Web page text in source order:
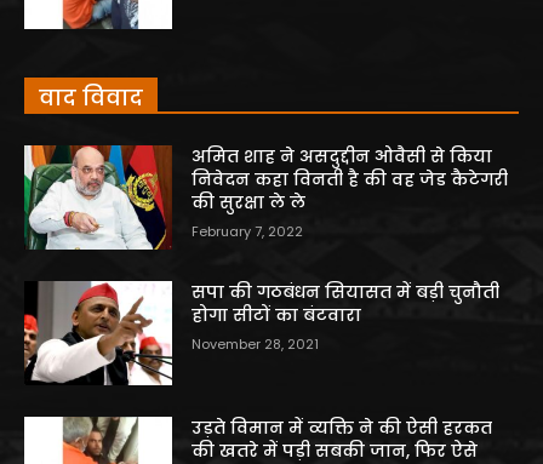
वाद विवाद
अमित शाह ने असदुद्दीन ओवैसी से किया
निवेदन कहा विनती है की वह जेड कैटेगरी
की सुरक्षा ले ले
February 7, 2022
सपा की गठबंधन सियासत में बड़ी चुनौती
होगा सीटों का बंटवारा
November 28, 2021
उड़ते विमान में व्यक्ति ने की ऐसी हरकत
की खतरे में पड़ी सबकी जान, फिर ऐसे